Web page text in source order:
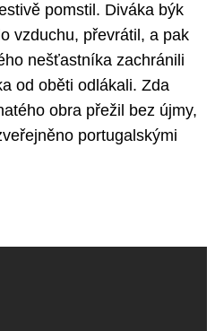
pomstil. Diváka býk
vzduchu, převrátil, a pak
nešťastníka zachránili
od oběti odlákali. Zda
obra přežil bez újmy,
portugalskými